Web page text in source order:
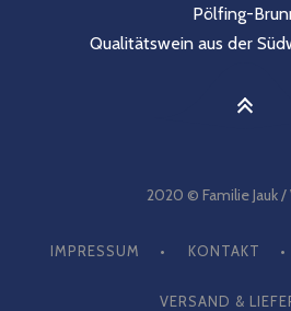
Pölfing-
Qualitätswein aus der
2020 © Familie Jauk /
IMPRESSUM KONTAKT
VERSAND &